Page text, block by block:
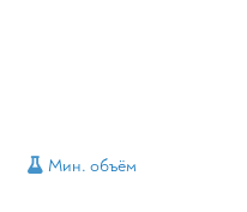
Мин. объём